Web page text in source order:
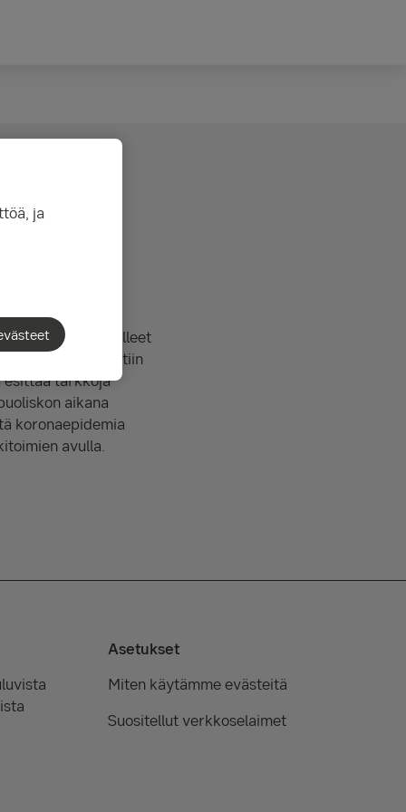
ovat olleet
aktiviteettiin
esittää tarkkoja
aikana
koronaepidemia
avulla.
Asetukset
Miten käytämme evästeitä
Suositellut verkkoselaimet
ja